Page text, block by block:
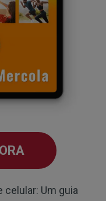
celular: Um guia